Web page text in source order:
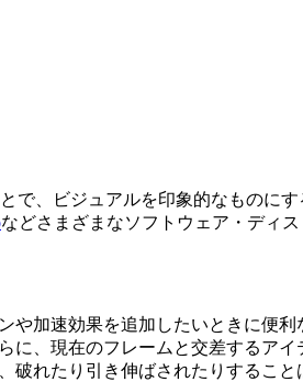
、ビジュアルを印象的なものに
などさまざまなソフトウェア・ディ
加速効果を追加したいときに便
に、現在のフレームと交差するア
れたり引き伸ばされたりすること